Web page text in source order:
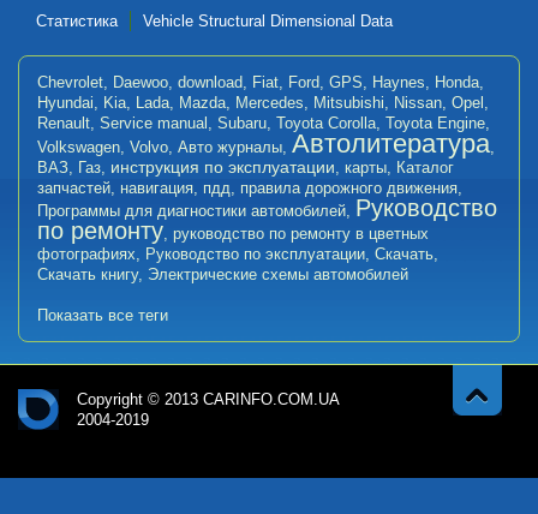
Статистика
Vehicle Structural Dimensional Data
Chevrolet, Daewoo, download, Fiat, Ford, GPS, Haynes, Honda,
Hyundai, Kia, Lada, Mazda, Mercedes, Mitsubishi, Nissan, Opel ,
Renault, Service manual , Subaru, Toyota Corolla, Toyota Engine,
Volkswagen, Volvo, Авто журналы, Автолитература,
ВАЗ, Газ, инструкция по эксплуатации, карты, Каталог
запчастей, навигация, пдд, правила дорожного движения,
Программы для диагностики автомобилей, Руководство
по ремонту, руководство по ремонту в цветных
фотографиях, Руководство по эксплуатации, Скачать,
Скачать книгу, Электрические схемы автомобилей
Показать все теги
Copyright © 2013 CARINFO.COM.UA
2004-2019